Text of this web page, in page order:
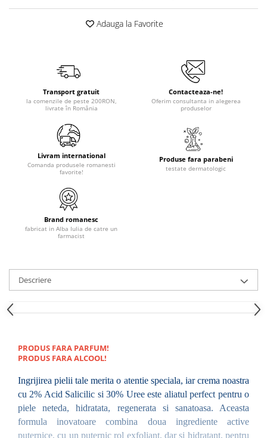
Adauga la Favorite
Transport gratuit
la comenzile de peste 200RON,
livrate în România
Contacteaza-ne!
Oferim consultanta in alegerea
produselor
Livram international
Comanda produsele romanesti
favorite!
Produse fara parabeni
testate dermatologic
Brand romanesc
fabricat in Alba Iulia de catre un
farmacist
Descriere
PRODUS FARA PARFUM!
PRODUS FARA ALCOOL!
Ingrijirea pielii tale merita o atentie speciala, iar crema noastra
cu 2% Acid Salicilic si 30% Uree este aliatul perfect pentru o
piele neteda, hidratata, regenerata si sanatoasa. Aceasta
formula inovatoare combina doua ingrediente active
puternice, cu un puternic rol exfoliant, dar si hidratant, pentru